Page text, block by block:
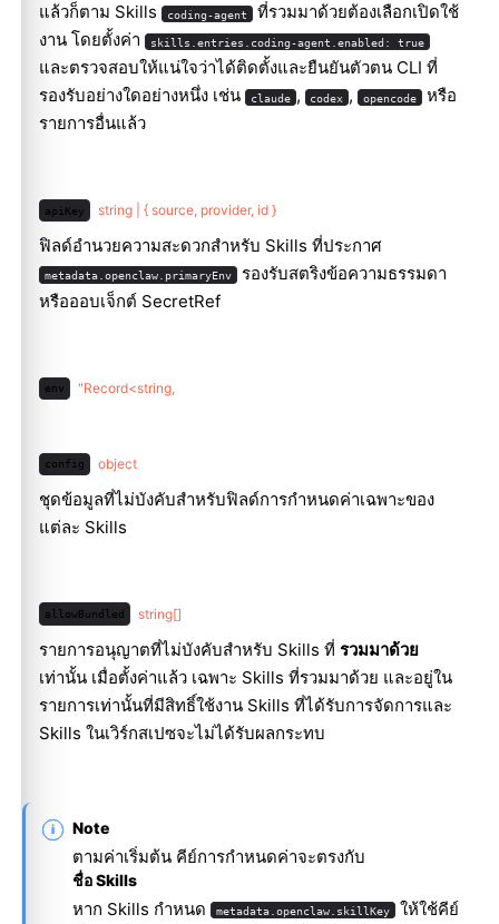
แล้วก็ตาม Skills
coding-agent ที่รวมมาด้วยต้องเลือกเปิดใช้
งาน โดยตั้งค่า
skills.entries.coding-agent.enabled: true
และตรวจสอบให้แน่ใจว่าได้ติดตั้งและยืนยันตัวตน CLI ที่
รองรับอย่างใดอย่างหนึ่ง เช่น
claude , codex , opencode หรือ
รายการอื่นแล้ว
apiKey string | { source, provider, id }
ฟิลด์อำนวยความสะดวกสำหรับ Skills ที่ประกาศ
metadata.openclaw.primaryEnv รองรับสตริงข้อความธรรมดา
หรือออบเจ็กต์ SecretRef
env "Record<string,
config object
ชุดข้อมูลที่ไม่บังคับสำหรับฟิลด์การกำหนดค่าเฉพาะของ
แต่ละ Skills
allowBundled string[]
รายการอนุญาตที่ไม่บังคับสำหรับ Skills ที่ รวมมาด้วย
เท่านั้น เมื่อตั้งค่าแล้ว เฉพาะ Skills ที่รวมมาด้วย และอยู่ใน
รายการเท่านั้นที่มีสิทธิ์ใช้งาน Skills ที่ได้รับการจัดการและ
Skills ในเวิร์กสเปซจะไม่ได้รับผลกระทบ
Note
ตามค่าเริ่มต้น คีย์การกำหนดค่าจะตรงกับ
ชื่อ Skills
หาก Skills กำหนด metadata.openclaw.skillKey ให้ใช้คีย์